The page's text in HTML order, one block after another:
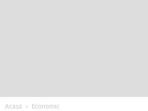
Acasă Economic